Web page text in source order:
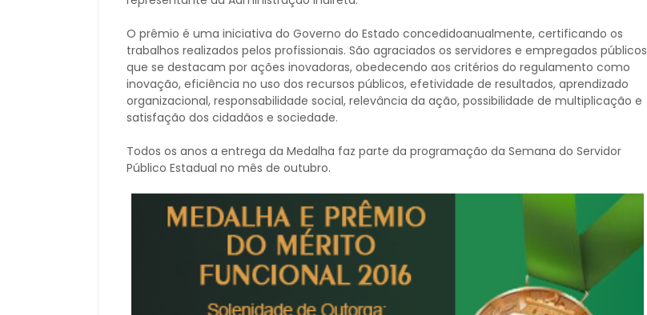
O prêmio é uma iniciativa do Governo do Estado concedidoanualmente, certificando os
trabalhos realizados pelos profissionais. São agraciados os servidores e empregados públicos
que se destacam por ações inovadoras, obedecendo aos critérios do regulamento como
inovação, eficiência no uso dos recursos públicos, efetividade de resultados, aprendizado
organizacional, responsabilidade social, relevância da ação, possibilidade de multiplicação e
satisfação dos cidadãos e sociedade.
Todos os anos a entrega da Medalha faz parte da programação da Semana do Servidor
Público Estadual no mês de outubro.